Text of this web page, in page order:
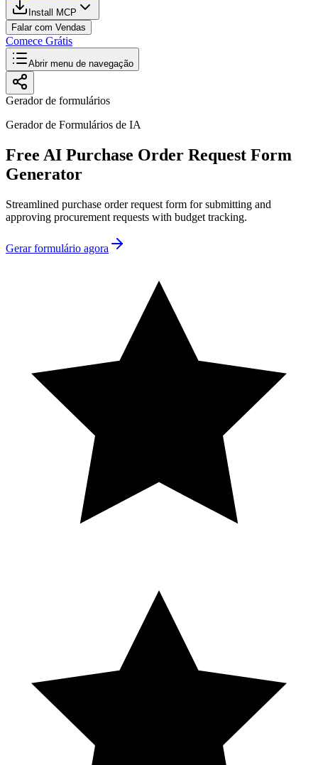
Install MCP
Falar com Vendas
Comece Grátis
Abrir menu de navegação
Gerador de formulários
Gerador de Formulários de IA
Free AI Purchase Order Request Form
Generator
Streamlined purchase order request form for submitting and
approving procurement requests with budget tracking.
Gerar formulário agora